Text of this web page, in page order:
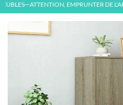
—ATTENTION, EMPRUNTER DE